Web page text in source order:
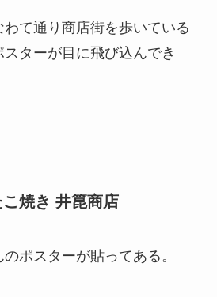
て通り商店街を歩いている
ターが目に飛び込んでき
焼き 井箟商店
ポスターが貼ってある。